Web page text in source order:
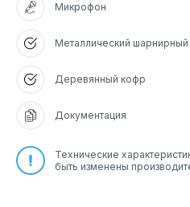
Микрофон
Металлический шарнирный
Деревянный кофр
Документация
Технические
быть изменены